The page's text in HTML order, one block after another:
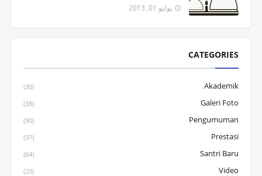
يوليو 01, 2013
CATEGORIES
Akademik
(30)
Galeri Foto
(38)
Pengumuman
(90)
Prestasi
(97)
Santri Baru
(64)
Video
(20)